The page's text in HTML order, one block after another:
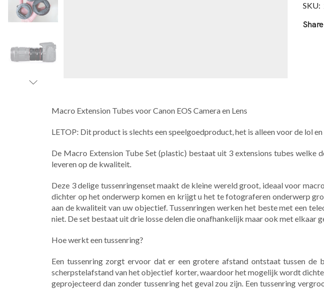
SKU:
Macro Extension Tubes voor Canon EOS Camera en Lens
LETOP: Dit product is slechts een speelgoedproduct, het is alleen voor de lol
De Macro Extension Tube Set (plastic) bestaat uit 3 extensions tubes
leveren op de kwaliteit.
Deze 3 delige tussenringenset maakt de kleine wereld groot, ideaal voor
dichter op het onderwerp komen en krijgt u het te fotograferen onderwerp
aan de kwaliteit van uw objectief. Tussenringen werken het beste met een
niet. De set bestaat uit drie losse delen die onafhankelijk maar ook met elkaar
Hoe werkt een tussenring?
Een tussenring zorgt ervoor dat er een grotere afstand ontstaat tussen
scherpstelafstand van het objectief korter, waardoor het mogelijk wordt
geprojecteerd dan zonder tussenring het geval zou zijn. Een tussenring